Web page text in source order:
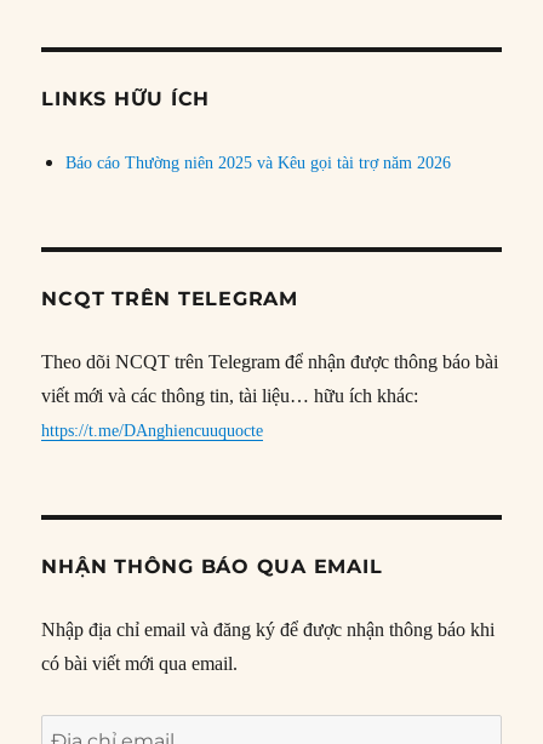
đề
LINKS HỮU ÍCH
Báo cáo Thường niên 2025 và Kêu gọi tài trợ năm 2026
NCQT TRÊN TELEGRAM
Theo dõi NCQT trên Telegram để nhận được thông báo bài
viết mới và các thông tin, tài liệu… hữu ích khác:
https://t.me/DAnghiencuuquocte
NHẬN THÔNG BÁO QUA EMAIL
Nhập địa chỉ email và đăng ký để được nhận thông báo khi
có bài viết mới qua email.
Địa